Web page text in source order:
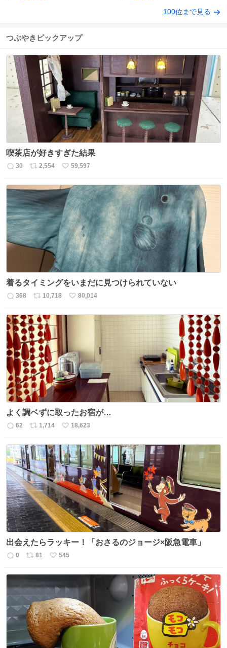
100位まで見る
つぶやきピックアップ
喫茶店が好きすぎた結果
返
数
30
リ
ス
ト
数
2,554
い
ね
数
59,597
着るタイミングをいまだに見つけられていない
返
数
368
リ
ス
ト
数
10,718
い
80,014
よく調ベずに取ったお宿が…
返
数
62
リ
ス
ト
数
1,714
い
ね
数
18,623
出会えたらラッキー！「おさるのジョージ×阪急電車」
返
0
リ
ス
ト
数
81
い
数
545